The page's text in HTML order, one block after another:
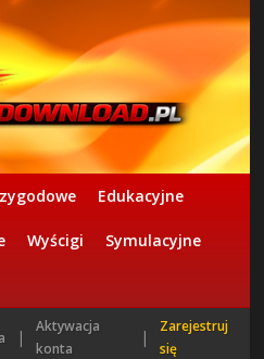
Edukacyjne
Wyścigi Symulacyjne
|
Aktywacja
konta
|
Zarejestruj
się